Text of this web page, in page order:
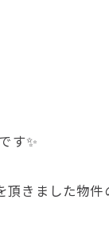
す✨
頂きました物件